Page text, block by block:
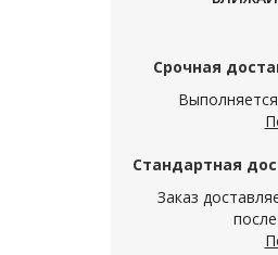
Срочная
Стандартная
Заказ